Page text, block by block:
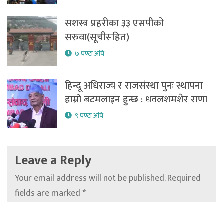
सशस्त्र प्रहरीका ३३ एसपीको
सरुवा(सूचीसहित)
७ घण्टा अघि
हिन्दू अधिराज्य र राजसंस्था पुनः स्थापना
हाम्रो बटमलाइन हुन्छ : धवलशमशेर राणा
९ घण्टा अघि
Leave a Reply
Your email address will not be published.Required
fields are marked*